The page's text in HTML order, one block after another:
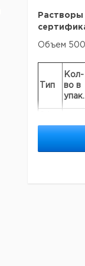
Объем 500
Тип
Кол-
во в
упак.
мкСм
мкСм